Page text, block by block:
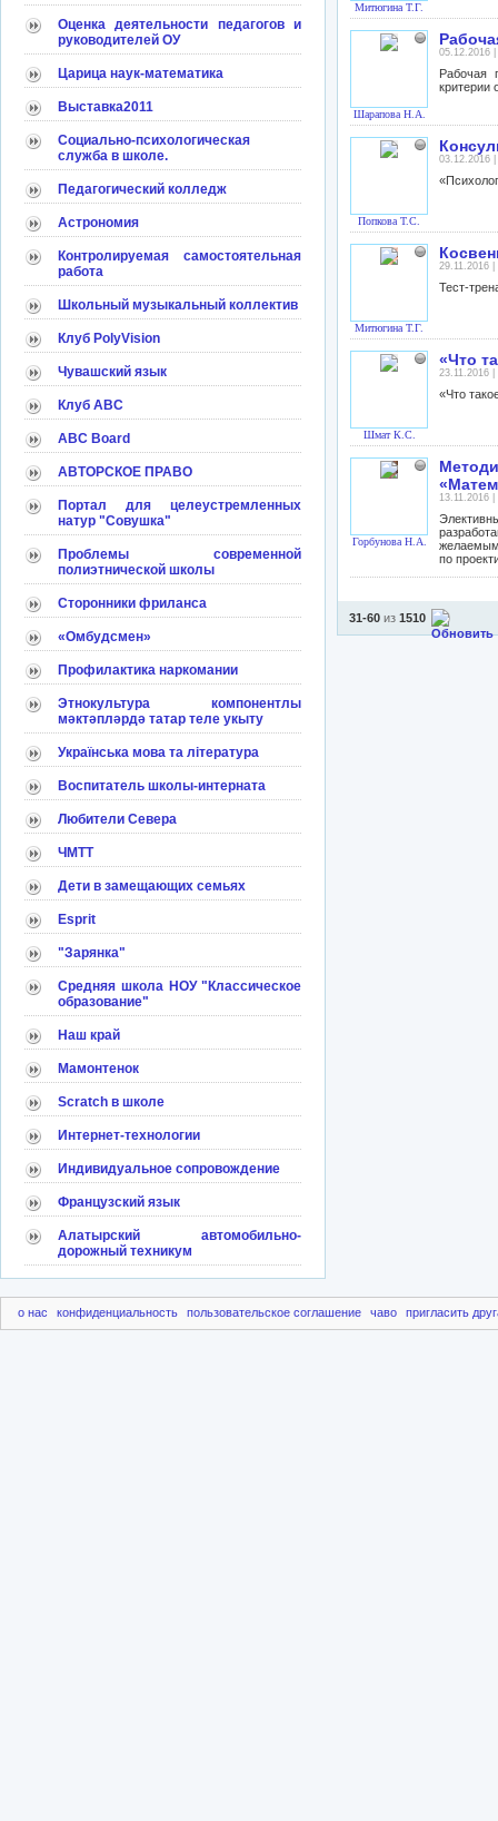
Оценка деятельности педагогов и
руководителей ОУ
Царица наук-математика
Выставка2011
Социально-психологическая
служба в школе.
Педагогический колледж
Астрономия
Контролируемая самостоятельная
работа
Школьный музыкальный коллектив
Клуб PolyVision
Чувашский язык
Клуб АВС
ABC Board
АВТОРСКОЕ ПРАВО
Портал для целеустремленных
натур "Совушка"
Проблемы современной
полиэтнической школы
Сторонники фриланса
«Омбудсмен»
Профилактика наркомании
Этнокультура компонентлы
мәктәпләрдә татар теле укыту
Українська мова та література
Воспитатель школы-интерната
Любители Севера
ЧМТТ
Дети в замещающих семьях
Esprit
"Зарянка"
Средняя школа НОУ "Классическое
образование"
Наш край
Мамонтенок
Scratch в школе
Интернет-технологии
Индивидуальное сопровождение
Французский язык
Алатырский автомобильно-
дорожный техникум
Митюгина Т.Г.
Шарапова Н.А.
05.12.2016
Рабочая
критерии
Попкова Т.С.
03.12.2016
Митюгина Т.Г.
29.11.2016
Тест-
Шмат К.С.
«Что
23.11.2016
«Что
Горбунова Н.А.
13.11.2016
желаемым
по
31-60из 1510
о нас конфиденциальность пользовательское соглашение чаво пригласить